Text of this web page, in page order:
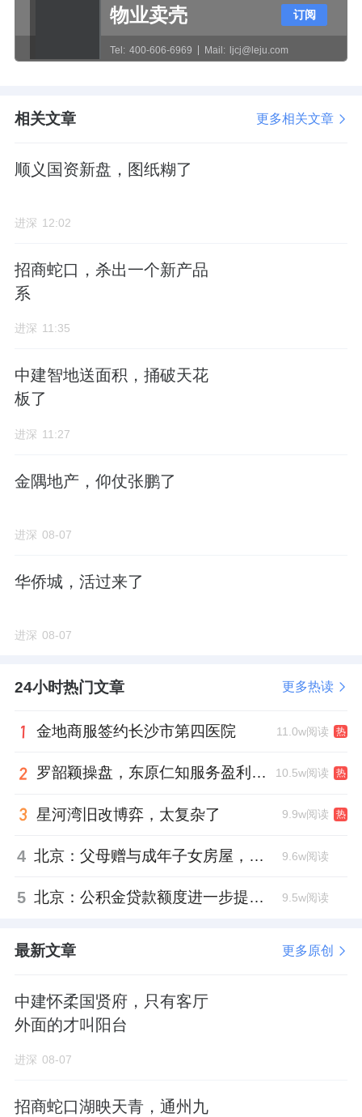
物业卖壳
Tel: 400-606-6969 Mail: ljcj@leju.com
订阅
相关文章 更多相关文章
顺义国资新盘，图纸糊了
进深 12:02
招商蛇口，杀出一个新产品
系
进深 11:35
中建智地送面积，捅破天花
板了
进深 11:27
金隅地产，仰仗张鹏了
进深 08-07
华侨城，活过来了
进深 08-07
24小时热门文章 更多热读
金地商服签约长沙市第四医院 11.0w阅读 热
罗韶颖操盘，东原仁知服务盈利仍在爬坡 10.5w阅读 热
星河湾旧改博弈，太复杂了 9.9w阅读 热
4 北京：父母赠与成年子女房屋，不再核验子女的购房资格 9.6w阅读
5 北京：公积金贷款额度进一步提高、最高可贷340万元 9.5w阅读
最新文章 更多原创
中建怀柔国贤府，只有客厅
外面的才叫阳台
进深 08-07
招商蛇口湖映天青，通州九